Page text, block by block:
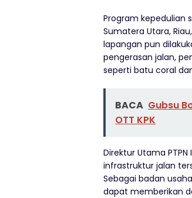
Program kepedulian
Sumatera Utara,
lapangan pun
pengerasan jalan,
seperti batu coral
BACA Gubsu
OTT KPK
Direktur Utama
infrastruktur jalan
Sebagai badan
dapat memberikan